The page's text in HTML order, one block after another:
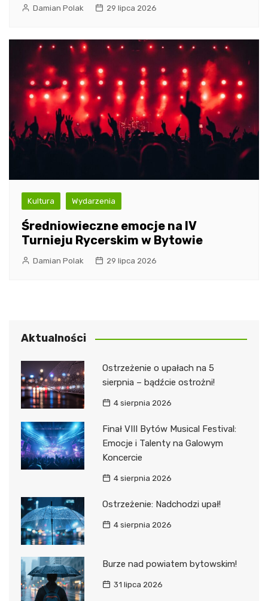
Damian Polak 29 lipca 2026
Kultura Wydarzenia
Średniowieczne emocje na IV
Turnieju Rycerskim w Bytowie
Damian Polak 29 lipca 2026
Aktualności
Ostrzeżenie o upałach na 5
sierpnia – bądźcie ostrożni!
4 sierpnia 2026
Finał VIII Bytów Musical Festival:
Emocje i Talenty na Galowym
Koncercie
4 sierpnia 2026
Ostrzeżenie: Nadchodzi upał!
4 sierpnia 2026
Burze nad powiatem bytowskim!
31 lipca 2026